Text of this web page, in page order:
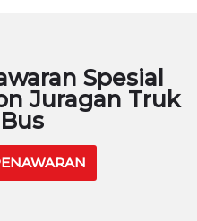
Spesial
Juragan Truk